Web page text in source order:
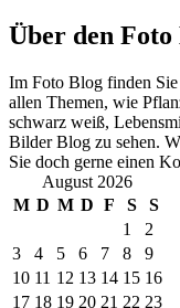
Über den Foto
Im Foto Blog finden
allen Themen, wie
schwarz weiß,
Bilder Blog zu sehen.
Sie doch gerne einen
August 2026
M D M D F S
S
1
2
3
4 5 6 7 8
9
10 11 12 13 14 15 16
17 18 19 20 21 22 23